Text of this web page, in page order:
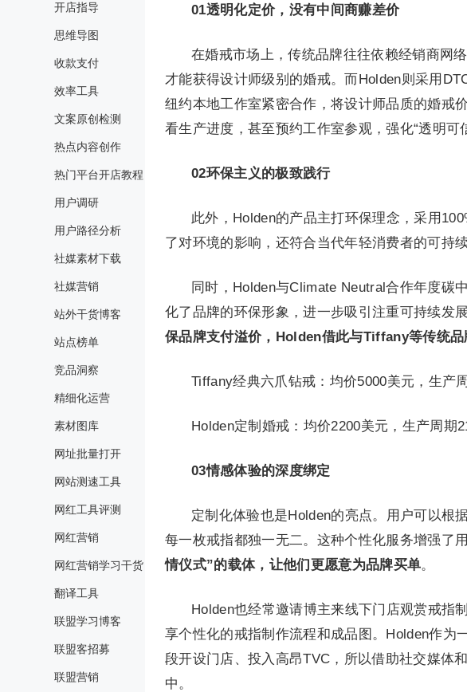
开店指导
思维导图
收款支付
效率工具
文案原创检测
热点内容创作
热门平台开店教程
用户调研
用户路径分析
社媒素材下载
社媒营销
站外干货博客
站点榜单
竞品洞察
精细化运营
素材图库
网址批量打开
网站测速工具
网红工具评测
网红营销
网红营销学习干货
翻译工具
联盟学习博客
联盟客招募
联盟营销
01透明化定价，没有中间商赚差价
在婚戒市场上，传统品牌往往依赖经销商网
才能获得设计师级别的婚戒。而Holden则采用
纽约本地工作室紧密合作，将设计师品质的婚戒
看生产进度，甚至预约工作室参观，强化“透明可
02环保主义的极致践行
此外，Holden的产品主打环保理念，采用
了对环境的影响，还符合当代年轻消费者的可持续
同时，Holden与Climate Neutral合作年度碳
化了品牌的环保形象，进一步吸引注重可持续发
保品牌支付溢价，Holden借此与Tiffany等传统品
Tiffany经典六爪钻戒：均价5000美元，生产
Holden定制婚戒：均价2200美元，生产周期
03情感体验的深度绑定
定制化体验也是Holden的亮点。用户可以根
每一枚戒指都独一无二。这种个性化服务增强了
情仪式”的载体，让他们更愿意为品牌买单。
Holden也经常邀请博主来线下门店观赏戒指
享个性化的戒指制作流程和成品图。Holden作为
段开设门店、投入高昂TVC，所以借助社交媒体
中。